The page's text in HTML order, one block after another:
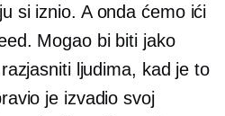
si iznio. A onda ćemo ići
Mogao bi biti jako
ljudima, kad je to
je izvadio svoj